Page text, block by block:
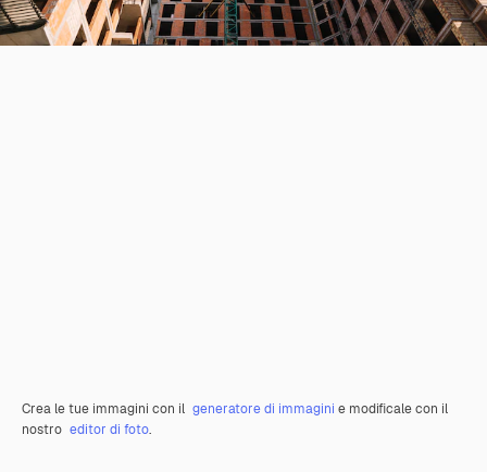
Crea le tue immagini con il generatore di immagini e modificale con il
nostro editor di foto.